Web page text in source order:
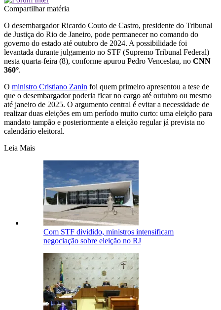
Compartilhar matéria
O desembargador Ricardo Couto de Castro, presidente do Tribunal
de Justiça do Rio de Janeiro, pode permanecer no comando do
governo do estado até outubro de 2024. A possibilidade foi
levantada durante julgamento no STF (Supremo Tribunal Federal)
nesta quarta-feira (8), conforme apurou Pedro Venceslau, no CNN
360°.
O ministro Cristiano Zanin foi quem primeiro apresentou a tese de
que o desembargador poderia ficar no cargo até outubro ou mesmo
até janeiro de 2025. O argumento central é evitar a necessidade de
realizar duas eleições em um período muito curto: uma eleição para
mandato tampão e posteriormente a eleição regular já prevista no
calendário eleitoral.
Leia Mais
Com STF dividido, ministros intensificam
negociação sobre eleição no RJ